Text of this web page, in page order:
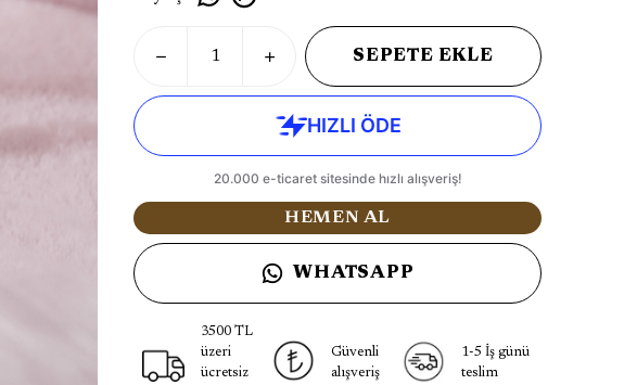
SEPETE EKLE
HEMEN AL
WHATSAPP
3500 TL
üzeri
ücretsiz
Güvenli
alışveriş
1-5 İş günü
teslim